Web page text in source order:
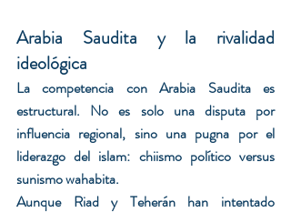
Arabia Saudita y la rivalidad
ideológica
La competencia con Arabia Saudita es
estructural. No es solo una disputa por
influencia regional, sino una pugna por el
liderazgo del islam: chiismo político versus
sunismo wahabita.
Aunque Riad y Teherán han intentado